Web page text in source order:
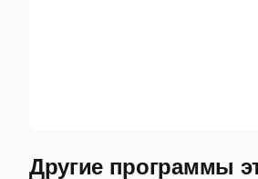
Другие программы